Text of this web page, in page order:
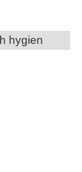
hygien